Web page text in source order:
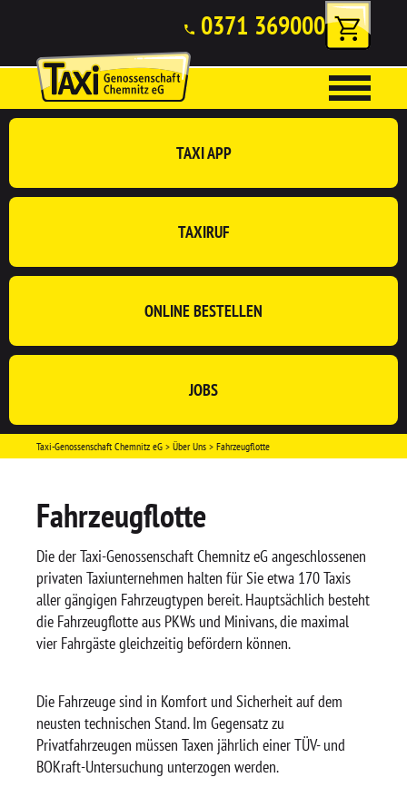
0371 369000
TAXI APP
TAXIRUF
ONLINE BESTELLEN
JOBS
Taxi-Genossenschaft Chemnitz eG Über Uns Fahrzeugflotte
Fahrzeugflotte
Die der Taxi-Genossenschaft Chemnitz eG angeschlossenen
privaten Taxiunternehmen halten für Sie etwa 170 Taxis
aller gängigen Fahrzeugtypen bereit. Hauptsächlich besteht
die Fahrzeugflotte aus PKWs und Minivans, die maximal
vier Fahrgäste gleichzeitig befördern können.
Die Fahrzeuge sind in Komfort und Sicherheit auf dem
neusten technischen Stand. Im Gegensatz zu
Privatfahrzeugen müssen Taxen jährlich einer TÜV- und
BOKraft-Untersuchung unterzogen werden.